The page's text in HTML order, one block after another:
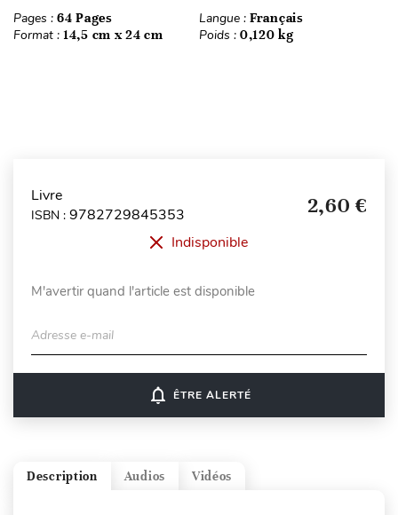
Pages : 64 Pages Langue : Français
Format : 14,5 cm x 24 cm Poids : 0,120 kg
Livre
ISBN : 9782729845353 2,60 €
Indisponible
M'avertir quand l'article est disponible
Adresse e-mail
notifications_none ÊTRE ALERTÉ
Vidéos
Audios
Description